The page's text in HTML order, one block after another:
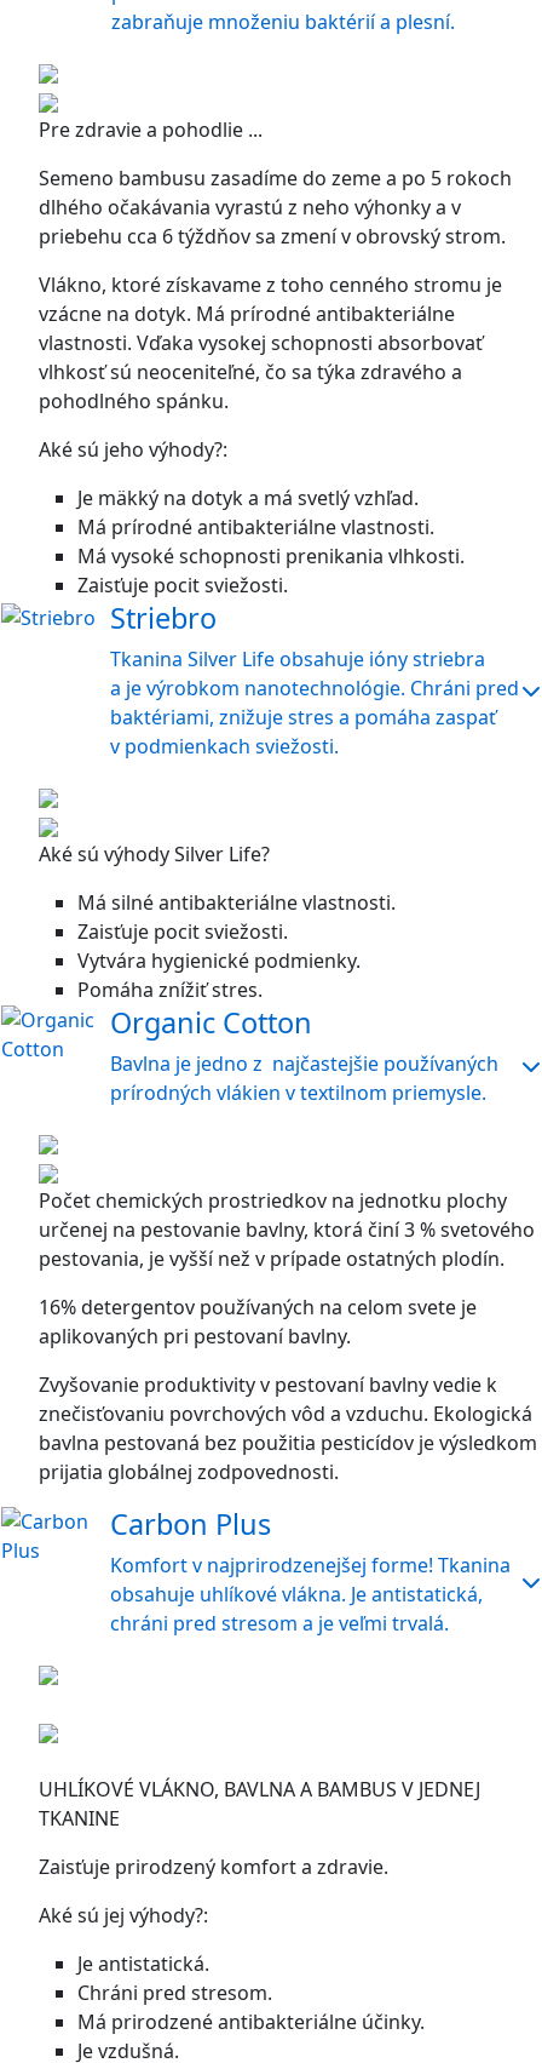
zabraňuje množeniu baktérií a plesní.
Pre zdravie a pohodlie ...
Semeno bambusu zasadíme do zeme a po 5 rokoch
dlhého očakávania vyrastú z neho výhonky a v
priebehu cca 6 týždňov sa zmení v obrovský strom.
Vlákno, ktoré získavame z toho cenného stromu je
vzácne na dotyk. Má prírodné antibakteriálne
vlastnosti. Vďaka vysokej schopnosti absorbovať
vlhkosť sú neoceniteľné, čo sa týka zdravého a
pohodlného spánku.
Aké sú jeho výhody?:
Je mäkký na dotyk a má svetlý vzhľad.
Má prírodné antibakteriálne vlastnosti.
Má vysoké schopnosti prenikania vlhkosti.
Zaisťuje pocit sviežosti.
Striebro
Tkanina Silver Life obsahuje ióny striebra
a je výrobkom nanotechnológie. Chráni pred
baktériami, znižuje stres a pomáha zaspať
v podmienkach sviežosti.
Aké sú výhody Silver Life?
Má silné antibakteriálne vlastnosti.
Zaisťuje pocit sviežosti.
Vytvára hygienické podmienky.
Pomáha znížiť stres.
Organic Cotton
Bavlna je jedno z najčastejšie používaných
prírodných vlákien v textilnom priemysle.
Počet chemických prostriedkov na jednotku plochy
určenej na pestovanie bavlny, ktorá činí 3 % svetového
pestovania, je vyšší než v prípade ostatných plodín.
16% detergentov používaných na celom svete je
aplikovaných pri pestovaní bavlny.
Zvyšovanie produktivity v pestovaní bavlny vedie k
znečisťovaniu povrchových vôd a vzduchu. Ekologická
bavlna pestovaná bez použitia pesticídov je výsledkom
prijatia globálnej zodpovednosti.
Carbon Plus
Komfort v najprirodzenejšej forme! Tkanina
obsahuje uhlíkové vlákna. Je antistatická,
chráni pred stresom a je veľmi trvalá.
UHLÍKOVÉ VLÁKNO, BAVLNA A BAMBUS V JEDNEJ
TKANINE
Zaisťuje prirodzený komfort a zdravie.
Aké sú jej výhody?:
Je antistatická.
Chráni pred stresom.
Má prirodzené antibakteriálne účinky.
Je vzdušná.